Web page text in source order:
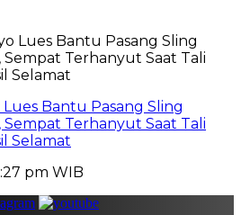
Bantu Pasang Sling
Sempat Terhanyut Saat Tali
Selamat
pm WIB